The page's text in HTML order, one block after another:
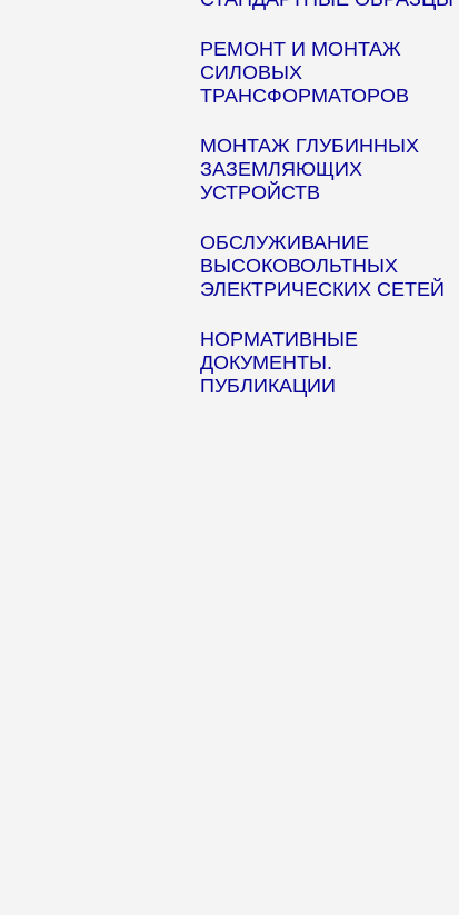
РЕМОНТ И МОНТАЖ
СИЛОВЫХ
ТРАНСФОРМАТОРОВ
МОНТАЖ ГЛУБИННЫХ
ЗАЗЕМЛЯЮЩИХ
УСТРОЙСТВ
ОБСЛУЖИВАНИЕ
ВЫСОКОВОЛЬТНЫХ
ЭЛЕКТРИЧЕСКИХ СЕТЕЙ
НОРМАТИВНЫЕ
ДОКУМЕНТЫ.
ПУБЛИКАЦИИ